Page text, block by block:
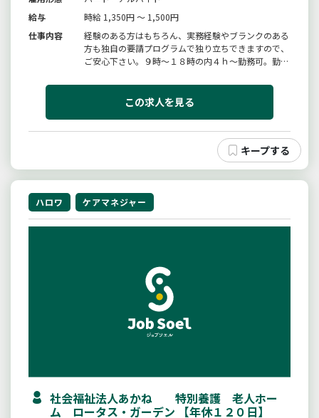
給与
時給 1,350円 ～ 1,500円
仕事内容
経験のある方はもちろん、実務経験やブランクのある
方も独自の要請プログラムで独り立ちできますので、
ご安心下さい。９時〜１８時の内４ｈ〜勤務可。勤務
で、小さなお子さんがいる方も働きやすい環境で
す。・ご本人、ご家族からの相談対応（訪問、来所、
この求人を見る
ハロワ ケアマネジャー
社会福祉法人あかね 特別養護 老人ホー
ム ロータス・ガーデン 【年休１２０日】